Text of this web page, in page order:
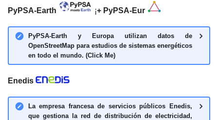
PyPSA-Earth ¡+ PyPSA-Eur
PyPSA-Earth y Europa utilizan datos de
OpenStreetMap para estudios de sistemas energéticos
en todo el mundo. (Click Me)
Enedis
La empresa francesa de servicios públicos Enedis,
que gestiona la red de distribución de electricidad,